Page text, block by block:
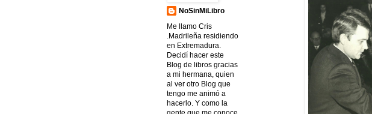
NoSinMiLibro
Me llamo Cris
.Madrileña residiendo
en Extremadura.
Decidí hacer este
Blog de libros gracias
a mi hermana, quien
al ver otro Blog que
tengo me animó a
hacerlo. Y como la